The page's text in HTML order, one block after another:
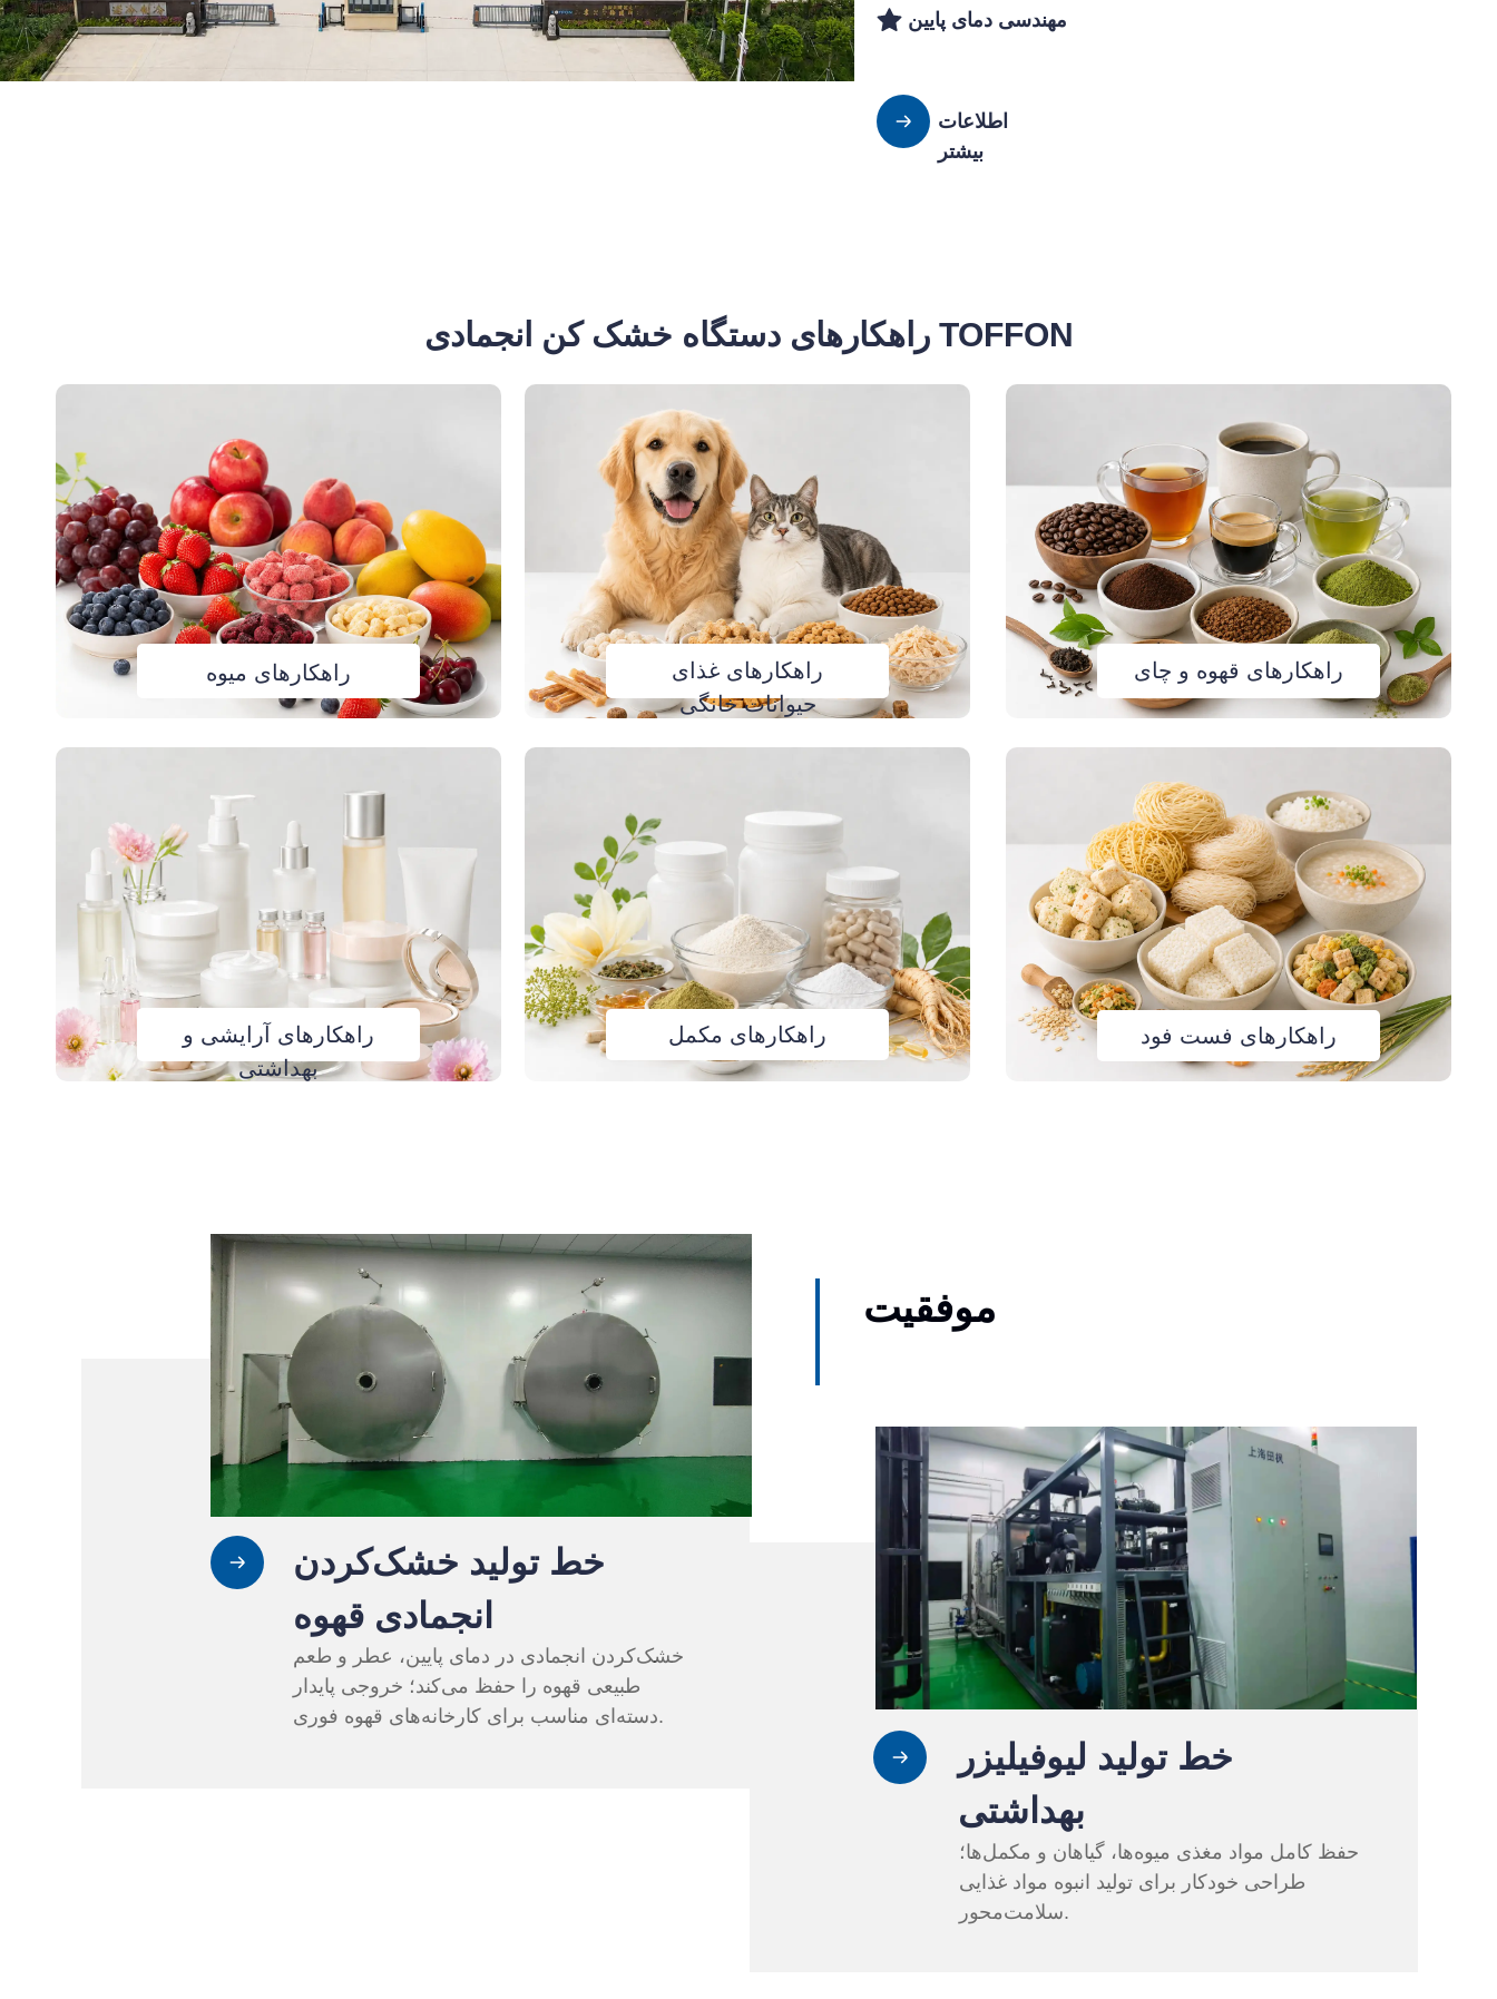
اطلاعات
بیشتر
مهندسی دمای پایین
راهکارهای دستگاه خشک کن انجمادی TOFFON
راهکارهای میوه
راهکارهای غذای
حیوانات خانگی
راهکارهای قهوه و چای
راهکارهای آرایشی و
بهداشتی
راهکارهای مکمل راهکارهای فست فود
موفقیت
خشک‌کردن انجمادی در دمای پایین، عطر و طعم
طبیعی قهوه را حفظ می‌کند؛ خروجی پایدار
دسته‌ای مناسب برای کارخانه‌های قهوه فوری.
خط تولید خشک‌کردن
انجمادی قهوه
خط تولید لیوفیلیزر
بهداشتی
حفظ کامل مواد مغذی میوه‌ها، گیاهان و مکمل‌ها؛
طراحی خودکار برای تولید انبوه مواد غذایی
سلامت‌محور.